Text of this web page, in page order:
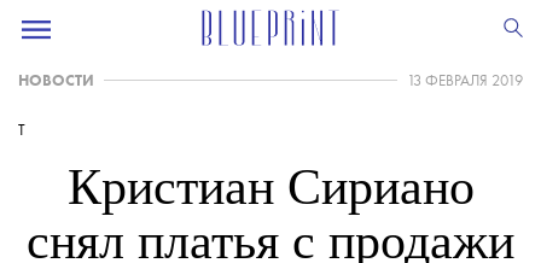
НОВОСТИ 13 ФЕВРАЛЯ 2019
T
Кристиан Сириано
снял платья с продажи